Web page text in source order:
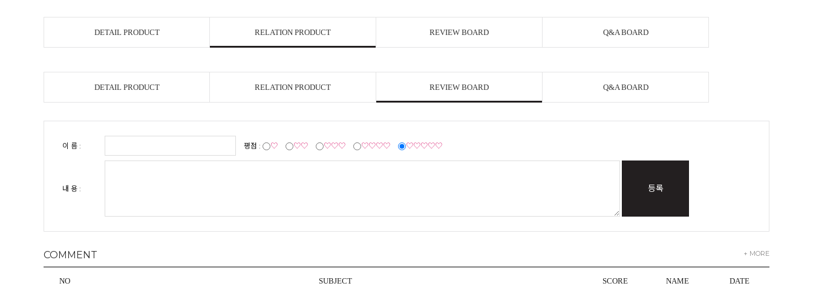
DETAIL PRODUCT RELATION PRODUCT REVIEW BOARD Q&A BOARD
DETAIL PRODUCT RELATION PRODUCT REVIEW BOARD Q&A BOARD
이 름 : 평점 : ♡ ♡♡ ♡♡♡ ♡♡♡♡ ♡♡♡♡♡
내 용 : 등록
COMMENT + MORE
NO SUBJECT SCORE NAME DATE